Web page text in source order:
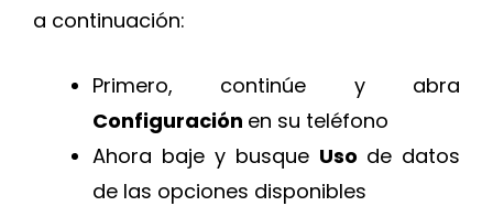
a continuación:
Primero, continúe y abra
Configuración en su teléfono
Ahora baje y busque Uso de datos
de las opciones disponibles